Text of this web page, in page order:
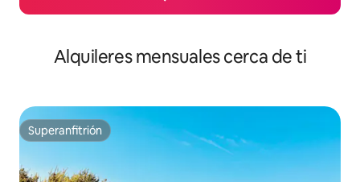
Alquileres mensuales cerca de ti
Superanfitrión
Superanfitrión